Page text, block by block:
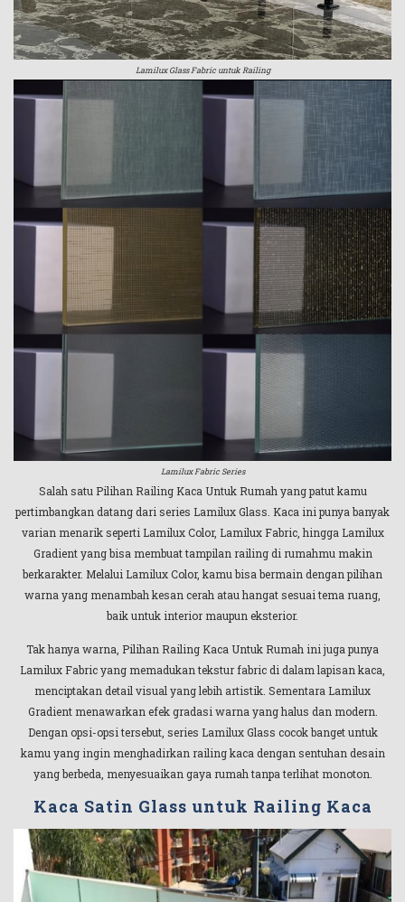
Lamilux Glass Fabric untuk Railing
Lamilux Fabric Series
Salah satu Pilihan Railing Kaca Untuk Rumah yang patut kamu
pertimbangkan datang dari series Lamilux Glass. Kaca ini punya banyak
varian menarik seperti Lamilux Color, Lamilux Fabric, hingga Lamilux
Gradient yang bisa membuat tampilan railing di rumahmu makin
berkarakter. Melalui Lamilux Color, kamu bisa bermain dengan pilihan
warna yang menambah kesan cerah atau hangat sesuai tema ruang,
baik untuk interior maupun eksterior.
Tak hanya warna, Pilihan Railing Kaca Untuk Rumah ini juga punya
Lamilux Fabric yang memadukan tekstur fabric di dalam lapisan kaca,
menciptakan detail visual yang lebih artistik. Sementara Lamilux
Gradient menawarkan efek gradasi warna yang halus dan modern.
Dengan opsi-opsi tersebut, series Lamilux Glass cocok banget untuk
kamu yang ingin menghadirkan railing kaca dengan sentuhan desain
yang berbeda, menyesuaikan gaya rumah tanpa terlihat monoton.
Kaca Satin Glass untuk Railing Kaca